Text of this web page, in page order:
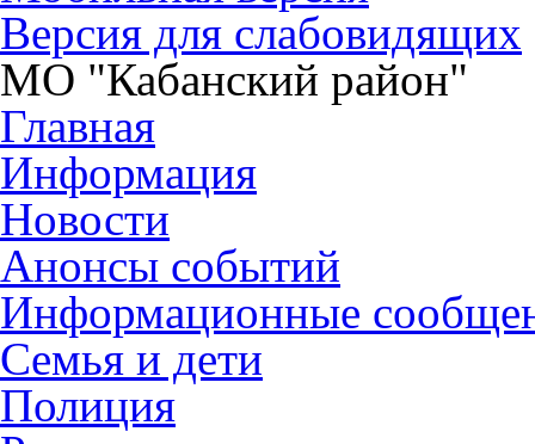
Версия для слабовидящих
МО "Кабанский район"
Главная
Информация
Новости
Анонсы событий
Информационные
Семья и дети
Полиция